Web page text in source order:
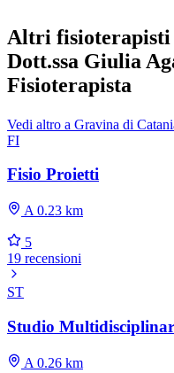
Altri fisioterapisti
Dott.ssa Giulia
Fisioterapista
Vedi altro a Gravina di
FI
Fisio Proietti
A 0.23 km
5
19 recensioni
ST
Studio
A 0.26 km